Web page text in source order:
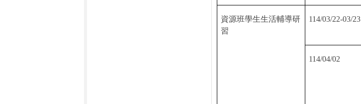
資源班學生生活輔導研
習
114/03/22-03/23
114/04/02